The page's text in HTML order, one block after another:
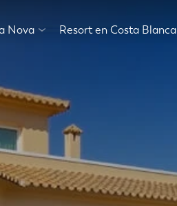
Nova Resort en Costa Blanca